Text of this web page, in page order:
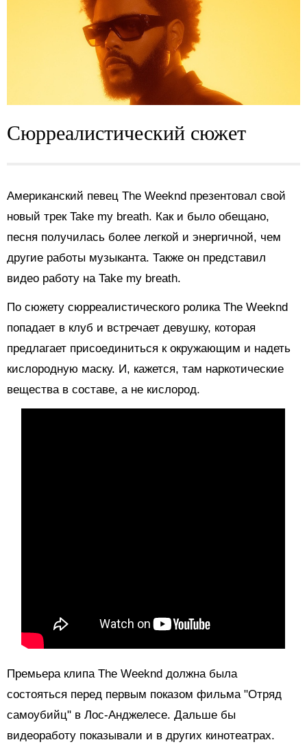
Сюрреалистический сюжет
Американский певец The Weeknd презентовал свой
новый трек Take my breath. Как и было обещано,
песня получилась более легкой и энергичной, чем
другие работы музыканта. Также он представил
видео работу на Take my breath.
По сюжету сюрреалистического ролика The Weeknd
попадает в клуб и встречает девушку, которая
предлагает присоединиться к окружающим и надеть
кислородную маску. И, кажется, там наркотические
вещества в составе, а не кислород.
Премьера клипа The Weeknd должна была
состояться перед первым показом фильма "Отряд
самоубийц" в Лос-Анджелесе. Дальше бы
видеоработу показывали и в других кинотеатрах.